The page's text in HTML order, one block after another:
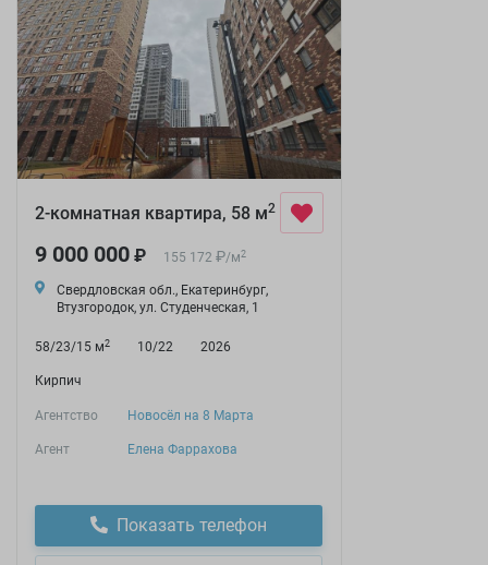
2-комнатная квартира, 58 м2
9 000 000 ₽ 155 172 ₽/м2
Свердловская обл., Екатеринбург,
Втузгородок, ул. Студенческая, 1
58/23/15 м2 10/22 2026
Кирпич
Агентство Новосёл на 8 Марта
Агент Елена Фаррахова
Показать телефон